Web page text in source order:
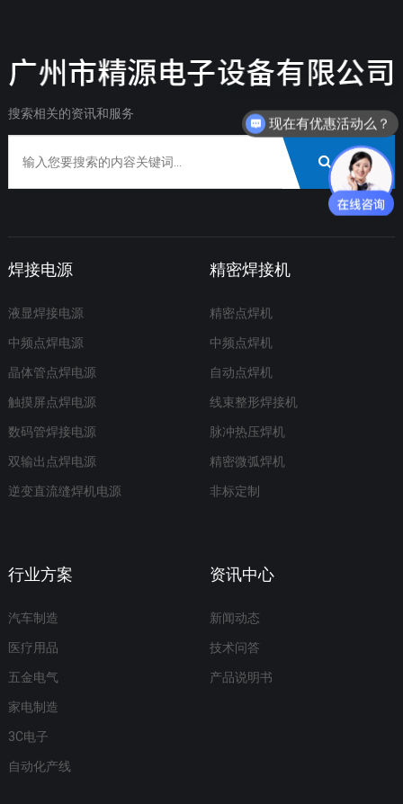
搜索相关的资讯和服务
搜索
焊接电源
液显焊接电源
中频点焊电源
晶体管点焊电源
触摸屏点焊电源
数码管焊接电源
双输出点焊电源
逆变直流缝焊机电源
精密焊接机
精密点焊机
中频点焊机
自动点焊机
线束整形焊接机
脉冲热压焊机
精密微弧焊机
非标定制
行业方案
汽车制造
医疗用品
五金电气
家电制造
3C电子
自动化产线
资讯中心
新闻动态
技术问答
产品说明书
现在有优惠活动么？